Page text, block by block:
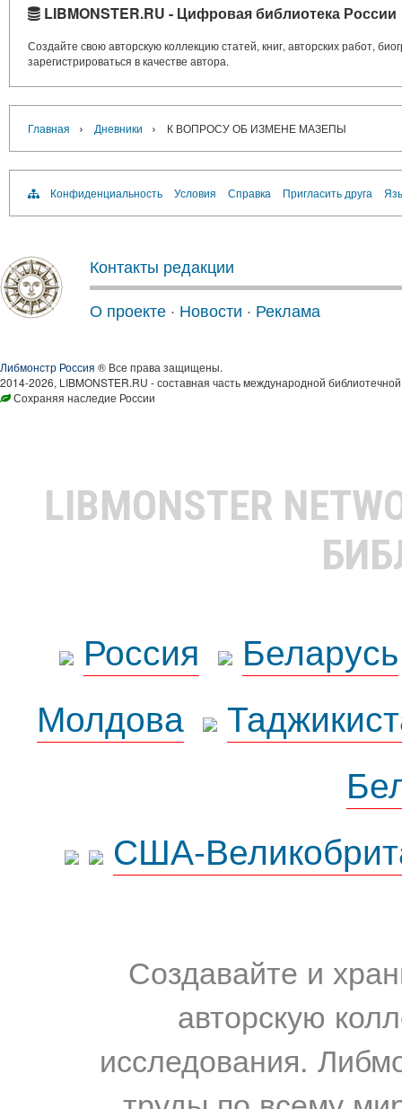
LIBMONSTER.RU - Цифровая библиотека России
Создайте свою авторскую коллекцию статей, книг, авторских работ,
зарегистрироваться в качестве автора.
Главная › Дневники › К ВОПРОСУ ОБ ИЗМЕНЕ МАЗЕПЫ
Конфиденциальность Условия Справка Пригласить друга
Контакты редакции
О проекте · Новости · Реклама
Либмонстр Россия ® Все права защищены.
2014-2026, LIBMONSTER.RU - составная часть международной
Сохраняя наследие России
LIBMONSTER
Россия
Беларусь
Молдова
США-
Создавайте и
авторскую
исследования.